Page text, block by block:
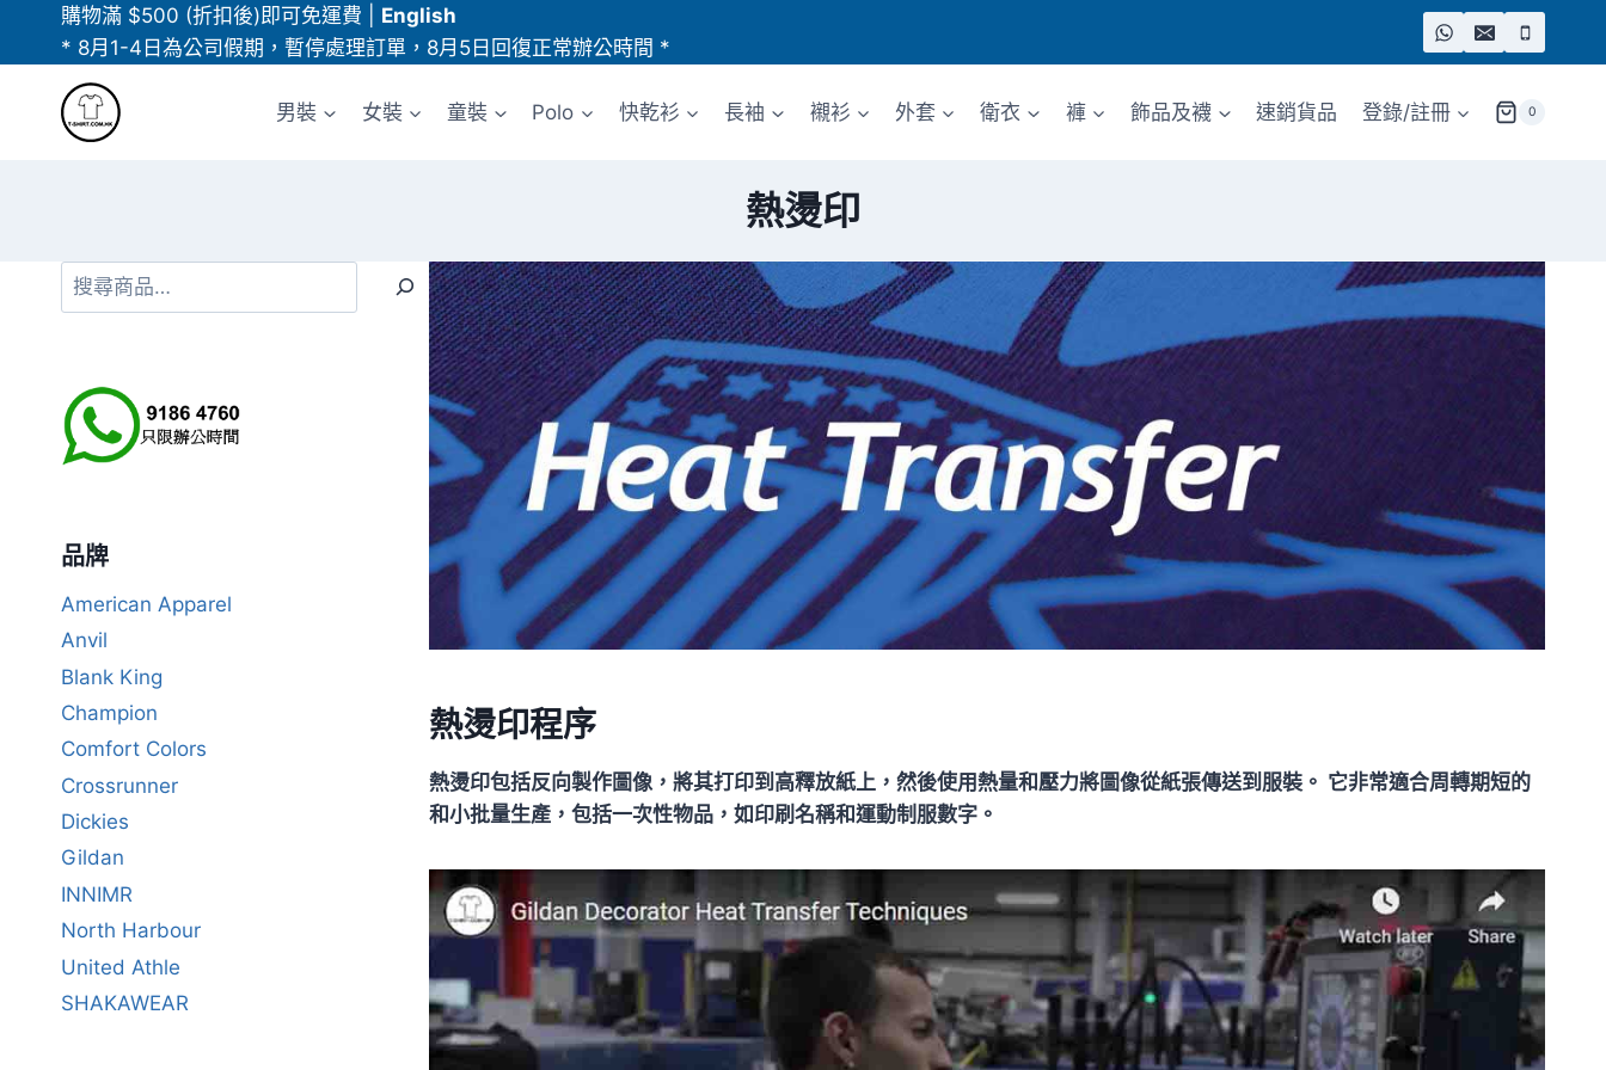
購物滿 $500 (折扣後)即可免運費
English
* 8月1-4日為公司假期，暫停處理訂單，8月5日回復正常辦公時間 *
男裝 女裝 童裝 Polo 快乾衫 長袖 襯衫 外套 衛衣 褲 飾品及襪 速銷貨品 登錄/註冊 0
熱燙印
熱燙印程序
熱燙印包括反向製作圖像，將其打印到高釋放紙上，然後使用熱量和壓力將圖像從紙張傳送到服裝。 它非常適合周轉期短的
和小批量生產，包括一次性物品，如印刷名稱和運動制服數字。
搜
尋
品牌
American Apparel
Anvil
Blank King
Champion
Comfort Colors
Crossrunner
Dickies
Gildan
INNIMR
North Harbour
United Athle
SHAKAWEAR